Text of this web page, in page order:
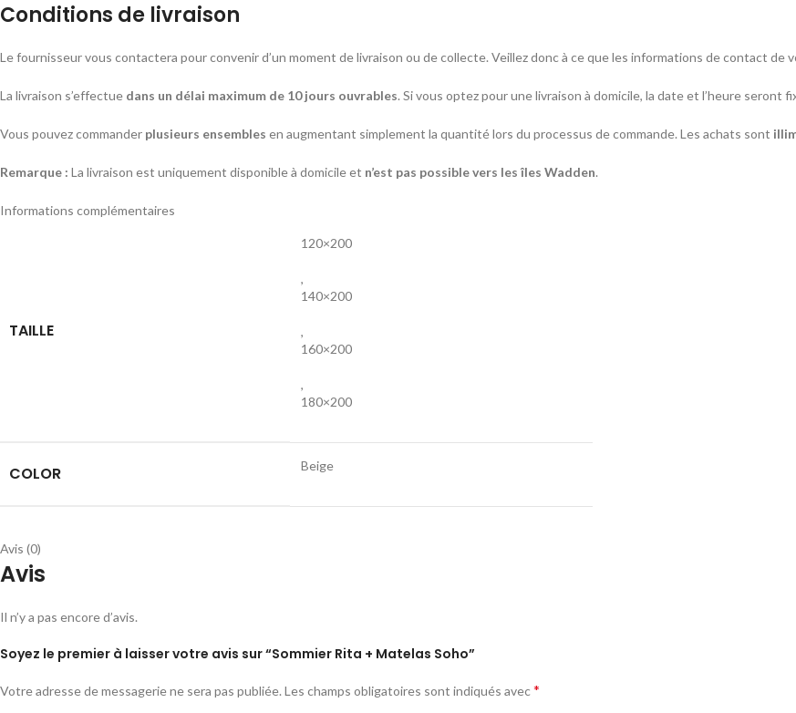
Conditions de livraison
Le fournisseur vous contactera pour convenir d’un moment de livraison ou de collecte. Veillez donc à ce que les informations de contact
La livraison s’effectue dans un délai maximum de 10 jours ouvrables. Si vous optez pour une livraison à domicile, la date et l’heure seront
Vous pouvez commander plusieurs ensembles en augmentant simplement la quantité lors du processus de commande. Les achats sont
Remarque : La livraison est uniquement disponible à domicile et n’est pas possible vers les îles Wadden.
Informations complémentaires
TAILLE
120×200
,
140×200
,
160×200
,
180×200
COLOR Beige
Avis (0)
Avis
Il n’y a pas encore d’avis.
Soyez le premier à laisser votre avis sur “Sommier Rita + Matelas Soho”
Votre adresse de messagerie ne sera pas publiée. Les champs obligatoires sont indiqués avec*